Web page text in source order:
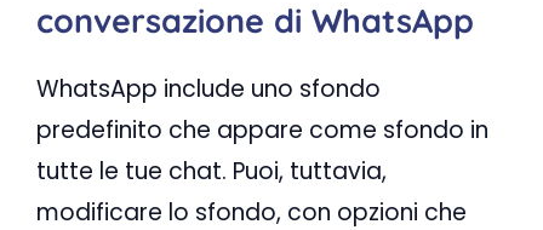
conversazione di WhatsApp
WhatsApp include uno sfondo
predefinito che appare come sfondo in
tutte le tue chat. Puoi, tuttavia,
modificare lo sfondo, con opzioni che